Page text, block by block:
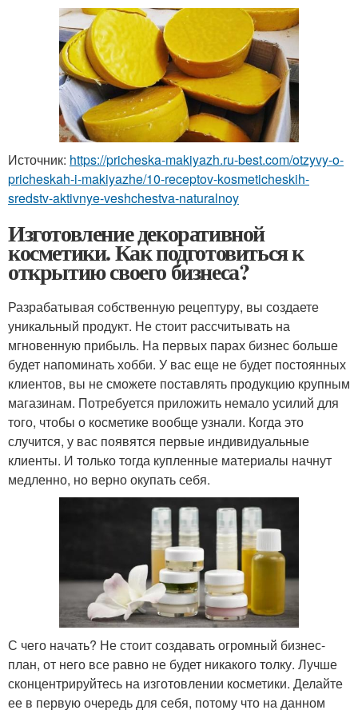
Источник: https://pricheska-makiyazh.ru-best.com/otzyvy-o-
pricheskah-i-makiyazhe/10-receptov-kosmeticheskih-
sredstv-aktivnye-veshchestva-naturalnoy
Изготовление декоративной
косметики. Как подготовиться к
открытию своего бизнеса?
Разрабатывая собственную рецептуру, вы создаете
уникальный продукт. Не стоит рассчитывать на
мгновенную прибыль. На первых парах бизнес больше
будет напоминать хобби. У вас еще не будет постоянных
клиентов, вы не сможете поставлять продукцию крупным
магазинам. Потребуется приложить немало усилий для
того, чтобы о косметике вообще узнали. Когда это
случится, у вас появятся первые индивидуальные
клиенты. И только тогда купленные материалы начнут
медленно, но верно окупать себя.
С чего начать? Не стоит создавать огромный бизнес-
план, от него все равно не будет никакого толку. Лучше
сконцентрируйтесь на изготовлении косметики. Делайте
ее в первую очередь для себя, потому что на данном